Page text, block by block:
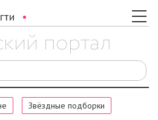
Звёздные подборки